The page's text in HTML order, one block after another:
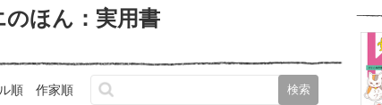
のほん：実用書
順 作家順